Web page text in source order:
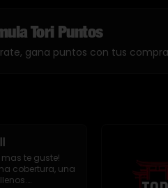
Tori Puntos
gana puntos con tus
te guste!
cobertura, una